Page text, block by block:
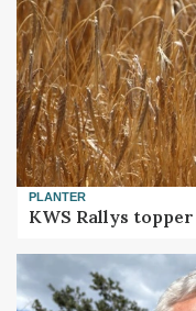
PLANTER
KWS Rallys